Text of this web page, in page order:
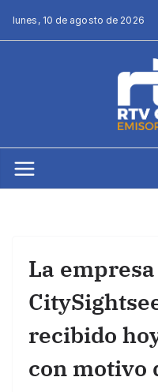
lunes, 10 de agosto de 2026
La empresa
recibido
con motivo